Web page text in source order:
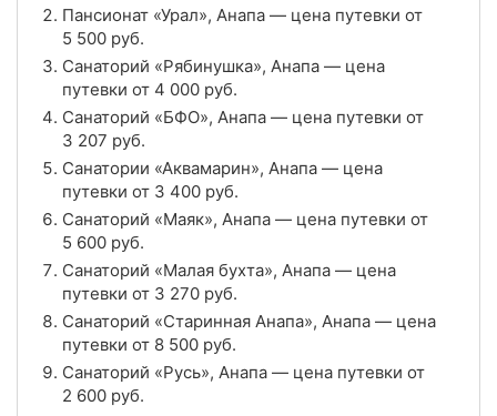
Отзывы 3 отзывов
Санаторий «Малая бухта», Анапа
Цена в сутки от3 270руб.
Рейтинг 4.2
Отзывы 6 отзывов
Санаторий «Маяк», Анапа
Цена в сутки 5 600
Рейтинг 4.5
Отзывы
Пансионат «Урал», Анапа — цена путевки от
5 500 руб.
Санаторий «Рябинушка», Анапа — цена
путевки от 4 000 руб.
Санаторий «БФО», Анапа — цена путевки от
3 207 руб.
Санатории «Аквамарин», Анапа — цена
путевки от 3 400 руб.
Санаторий «Маяк», Анапа — цена путевки от
5 600 руб.
Санаторий «Малая бухта», Анапа — цена
путевки от 3 270 руб.
Санаторий «Старинная Анапа», Анапа — цена
путевки от 8 500 руб.
Санаторий «Русь», Анапа — цена путевки от
2 600 руб.